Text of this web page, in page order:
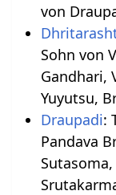
von
Sohn von
Gandhari,
Yuyutsu,
Draupadi:
Pandava